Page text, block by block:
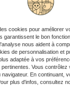
Mardi - Samedi : 9h - 18h30
contact@depicaf.fr
cookies pour améliorer
garantissent le bon
nous aident à
de personnalisation et
adaptée à vos
Vous contrôlez
navigateur. En continuant,
plus d'infos, consultez